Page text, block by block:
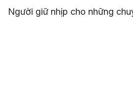
Người giữ nhịp cho những